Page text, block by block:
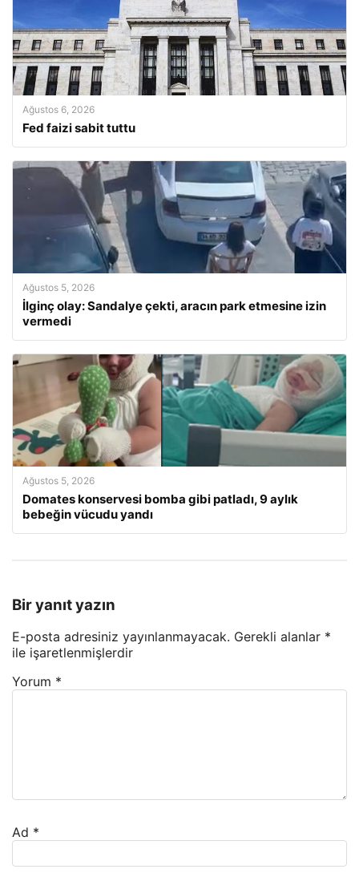
Ağustos 6, 2026
Fed faizi sabit tuttu
Ağustos 5, 2026
İlginç olay: Sandalye çekti, aracın park etmesine izin
vermedi
Ağustos 5, 2026
Domates konservesi bomba gibi patladı, 9 aylık
bebeğin vücudu yandı
Bir yanıt yazın
E-posta adresiniz yayınlanmayacak. Gerekli alanlar *
ile işaretlenmişlerdir
Yorum *
Ad *